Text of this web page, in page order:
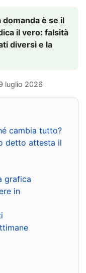
è se il
il vero: falsità
diversi e la
luglio 2026
cambia tutto?
detto attesta il
grafica
in